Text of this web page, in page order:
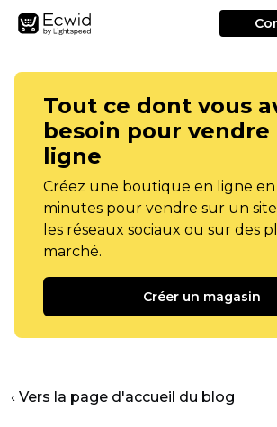
Tout ce dont vous
besoin pour vendre
ligne
Créez une boutique en ligne
minutes pour vendre sur un
les réseaux sociaux ou sur des
marché.
Créer un magasin
‹ Vers la page d'accueil du blog